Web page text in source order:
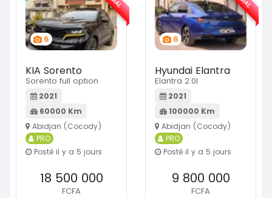
6
KIA Sorento
Sorento full option
2021
60000 Km
Abidjan (Cocody)
PRO
Posté il y a 5 jours
18 500 000
FCFA
6
Hyundai Elantra
Elantra 2.0l
2021
100000 Km
Abidjan (Cocody)
PRO
Posté il y a 5 jours
9 800 000
FCFA